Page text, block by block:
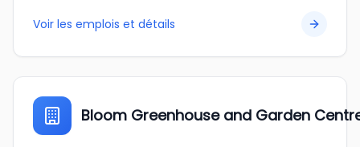
Voir les emplois et détails
Bloom Greenhouse and Garden